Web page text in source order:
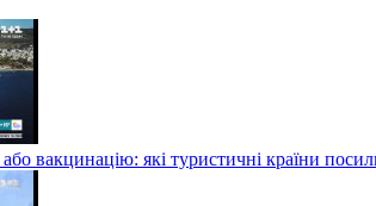
вакцинацію: які туристичні країни